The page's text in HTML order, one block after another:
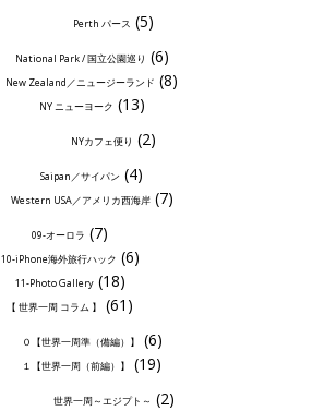
Perth パース (5)
National Park / 国立公園巡り (6)
New Zealand／ニュージーランド (8)
NY ニューヨーク (13)
NYカフェ便り (2)
Saipan／サイパン (4)
Western USA／アメリカ西海岸(7)
09-オーロラ (7)
10-iPhone海外旅行ハック (6)
11-Photo Gallery(18)
【 世界一周 コラム 】 (61)
０【世界一周準（備編）】 (6)
１【世界一周（前編）】 (19)
世界一周～エジプト～ (2)